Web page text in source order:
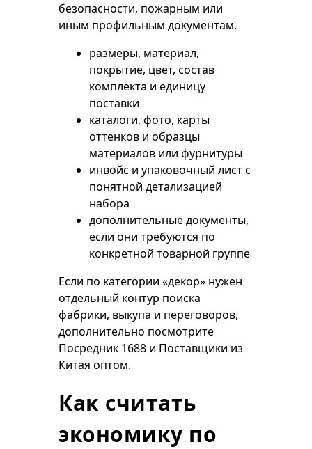
безопасности, пожарным или
иным профильным документам.
размеры, материал,
покрытие, цвет, состав
комплекта и единицу
поставки
каталоги, фото, карты
оттенков и образцы
материалов или фурнитуры
инвойс и упаковочный лист с
понятной детализацией
набора
дополнительные документы,
если они требуются по
конкретной товарной группе
Если по категории «декор» нужен
отдельный контур поиска
фабрики, выкупа и переговоров,
дополнительно посмотрите
Посредник 1688 и Поставщики из
Китая оптом.
Как считать
экономику по